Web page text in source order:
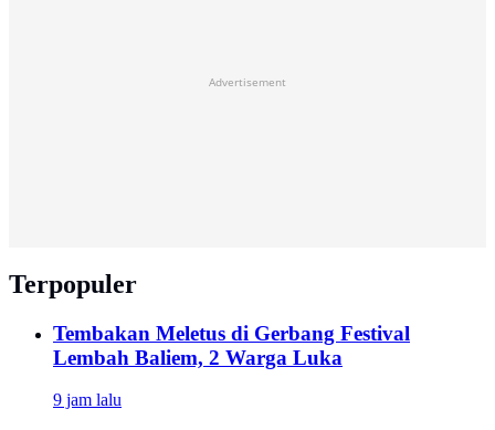
Advertisement
Terpopuler
Tembakan Meletus di Gerbang Festival
Lembah Baliem, 2 Warga Luka
9 jam lalu